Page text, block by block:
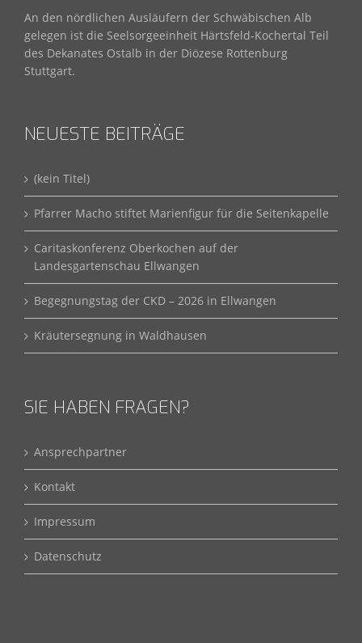
An den nördlichen Ausläufern der Schwäbischen Alb
gelegen ist die Seelsorgeeinheit Härtsfeld-Kochertal Teil
des Dekanates Ostalb in der Diözese Rottenburg
Stuttgart.
NEUESTE BEITRÄGE
(kein Titel)
Pfarrer Macho stiftet Marienfigur für die Seitenkapelle
Caritaskonferenz Oberkochen auf der
Landesgartenschau Ellwangen
Begegnungstag der CKD – 2026 in Ellwangen
Kräutersegnung in Waldhausen
SIE HABEN FRAGEN?
Ansprechpartner
Kontakt
Impressum
Datenschutz